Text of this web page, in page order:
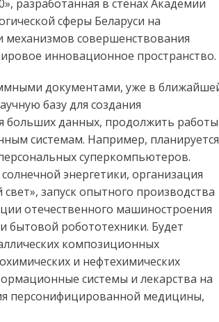
разработанная в стенах Академии
сферы Беларуси на
механизмов совершенствования
инновационное пространство.
документами, уже в
базу для создания
больших данных, продолжить работы
системам. Например, планируется
суперкомпьютеров.
энергетики, организация
запуск опытного производства
отечественного машиностроения
робототехники. Будет
композиционных
и нефтехимических
системы и лекарства на
персонифицированной медицины,